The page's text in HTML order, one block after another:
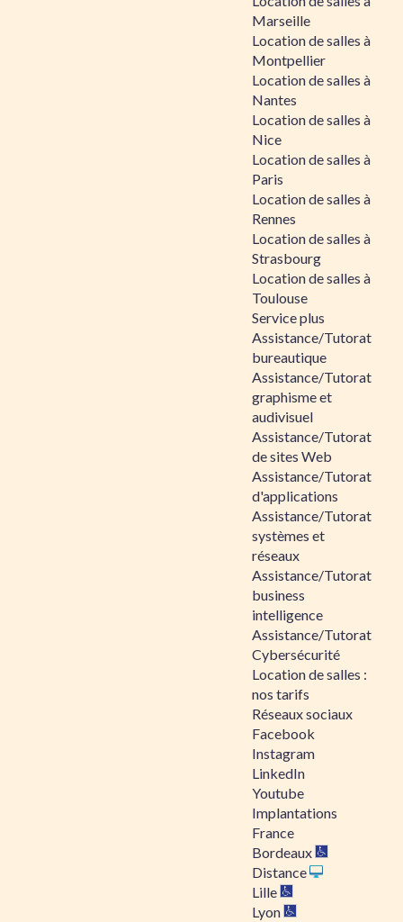
Marseille
Location de salles à
Montpellier
Location de salles à
Nantes
Location de salles à
Nice
Location de salles à
Paris
Location de salles à
Rennes
Location de salles à
Strasbourg
Location de salles à
Toulouse
Service plus
Assistance/Tutorat
bureautique
Assistance/Tutorat
graphisme et
audivisuel
Assistance/Tutorat
de sites Web
Assistance/Tutorat
d'applications
Assistance/Tutorat
systèmes et
réseaux
Assistance/Tutorat
business
intelligence
Assistance/Tutorat
Cybersécurité
Location de salles :
nos tarifs
Réseaux sociaux
Facebook
Instagram
LinkedIn
Youtube
Implantations
France
Bordeaux
Distance
Lille
Lyon